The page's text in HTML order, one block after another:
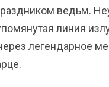
ведьм.
линия
легендарное